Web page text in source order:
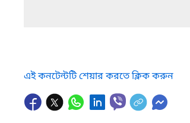
এই কনটেন্টটি শেয়ার করতে ক্লিক করুন